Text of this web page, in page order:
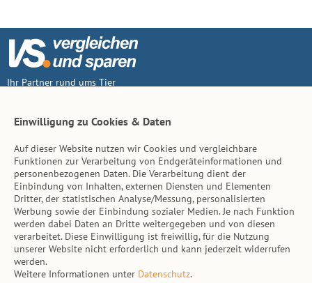
Ihr Partner rund ums Tier
Inhalt
Tierarzt-Suche
Hinweise
AGB
Impressum
Datenschutz
Einwilligung zu Cookies & Daten
Auf dieser Website nutzen wir Cookies und vergleichbare
Funktionen zur Verarbeitung von Endgeräteinformationen und
personenbezogenen Daten. Die Verarbeitung dient der
Einbindung von Inhalten, externen Diensten und Elementen
Dritter, der statistischen Analyse/Messung, personalisierten
Werbung sowie der Einbindung sozialer Medien. Je nach Funktion
werden dabei Daten an Dritte weitergegeben und von diesen
verarbeitet. Diese Einwilligung ist freiwillig, für die Nutzung
unserer Website nicht erforderlich und kann jederzeit widerrufen
werden.
Weitere Informationen unter Datenschutz.